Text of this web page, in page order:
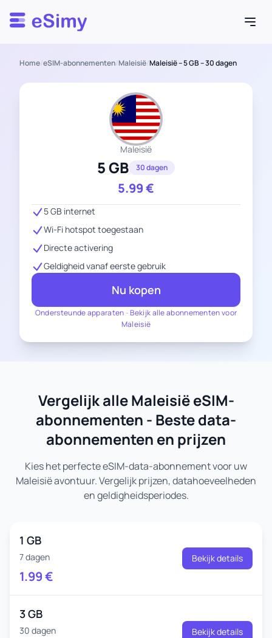
Esimy
Home/eSIM-abonnementen/Maleisië/Maleisië – 5 GB – 30 dagen
Maleisië
5 GB 30 dagen
5.99€
Ondersteunde apparaten -Bekijk alle abonnementen voor
Maleisië
5 GB internet
Wi-Fi hotspot toegestaan
Directe activering
Geldigheid vanaf eerste gebruik
Nu kopen
Vergelijk alle Maleisië eSIM-
abonnementen - Beste data-
abonnementen en prijzen
Kies het perfecte eSIM-data-abonnement voor uw
Maleisië avontuur. Vergelijk prijzen, datahoeveelheden
en geldigheidsperiodes.
1 GB
7 dagen
1.99€
Bekijk details
3 GB
30 dagen Bekijk details